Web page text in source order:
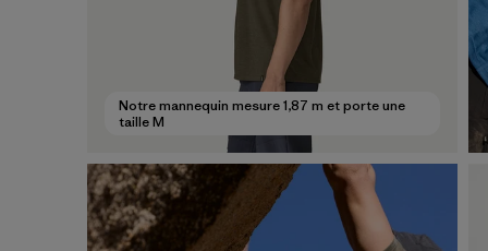
Notre mannequin mesure 1,87 m et porte une
taille M